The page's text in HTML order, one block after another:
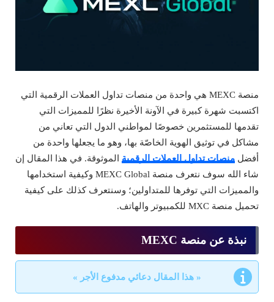
منصة MEXC هي واحدة من منصات تداول العملات الرقمية التي
اكتسبت شهرة كبيرة في الآونة الأخيرة نظرًا للمميزات التي
تقدمها للمستثمرين خصوصًا لمواطني الدول التي تعاني من
مشاكل في توثيق الهوية الخاصّة بها، وهو ما يجعلها واحدة من
أفضل منصات تداول العملات الرقمية الموثوقة. في هذا المقال إن
شاء الله سوف نتعرف منصة MEXC Global وكيفية استخدامها
والمميزات التي توفرها للمتداولين؛ وسنتعرف كذلك على كيفية
تحميل منصة MXC للكمبيوتر والهاتف.
نبذة عن منصة MEXC
« هذا المقال دعائي مدفوع الأجر »